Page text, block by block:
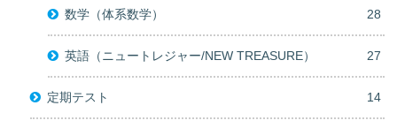
数学（体系数学） 28
英語（ニュートレジャー/NEW TREASURE） 27
定期テスト 14